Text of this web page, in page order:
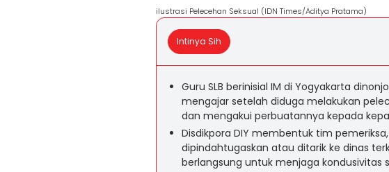
ilustrasi Pelecehan Seksual (IDN Times/Aditya Pratama)
Intinya Sih
Guru SLB berinisial IM di Yogyakarta
mengajar setelah diduga melakukan
dan mengakui perbuatannya kepada
Disdikpora DIY membentuk tim
dipindahtugaskan atau ditarik ke dinas
berlangsung untuk menjaga kondusivitas